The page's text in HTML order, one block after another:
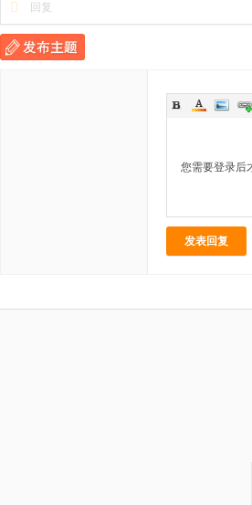
回复
您需要登录后
发表回复